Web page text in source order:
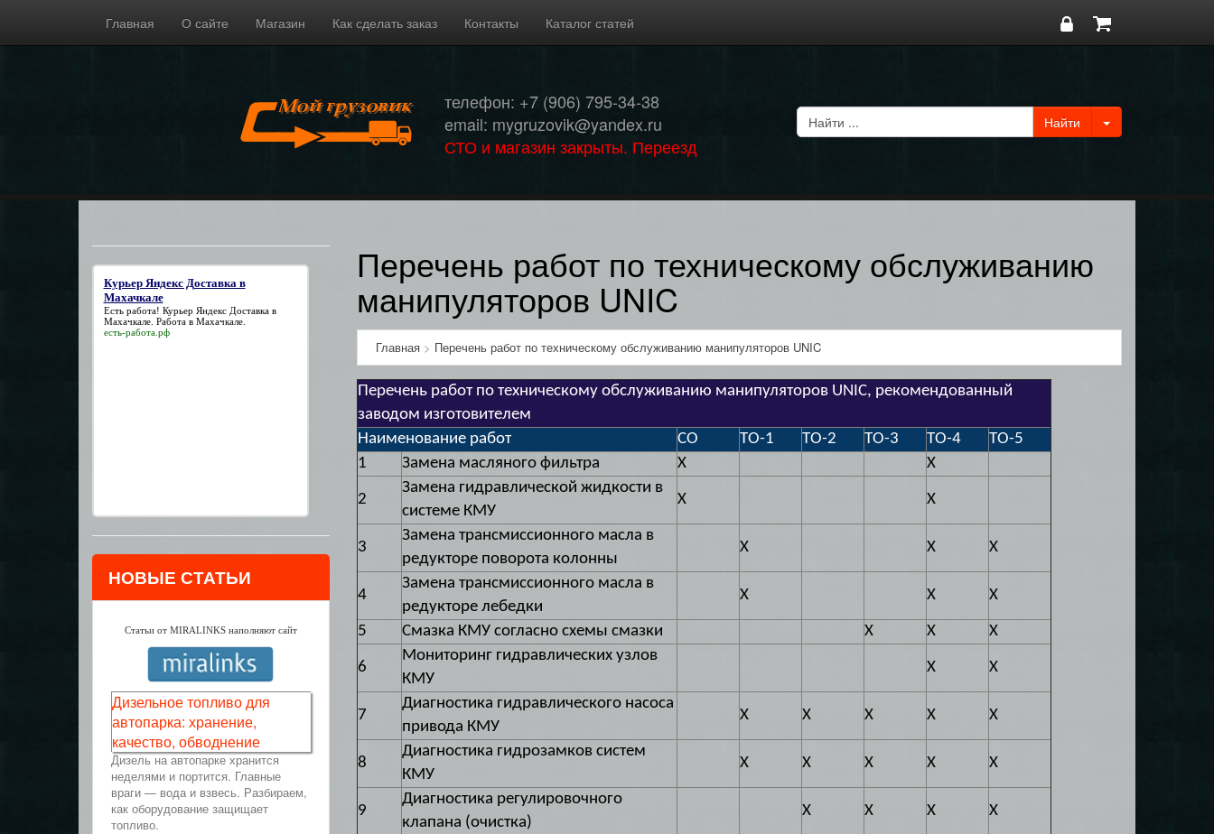
Главная О сайте Магазин Как сделать заказ Контакты Каталог статей
телефон: +7 (906) 795-34-38
email: mygruzovik@yandex.ru
СТО и магазин закрыты. Переезд
Перечень работ по техническому обслуживанию
манипуляторов UNIC
Главная> Перечень работ по техническому обслуживанию манипуляторов UNIC
Перечень работ по техническому обслуживанию манипуляторов UNIC, рекомендованный
заводом изготовителем
Наименование работ
СО ТО-1 ТО-2 ТО-3 ТО-4
ТО-5
1
Замена масляного фильтра X X
2
Замена гидравлической жидкости в
системе КМУ
X X
3
Замена трансмиссионного масла в
редукторе поворота колонны
X X X
4
Замена трансмиссионного масла в
редукторе лебедки
X X X
5 Смазка КМУ согласно схемы смазки X X X
6
Мониторинг гидравлических узлов
КМУ
X X
7
Диагностика гидравлического насоса
привода КМУ
X X X X X
8
Диагностика гидрозамков систем
КМУ
X X X X X
9
Диагностика регулировочного
клапана (очистка)
X X X X
Курьер Яндекс Доставка в
Махачкале
Есть работа! Курьер Яндекс Доставка в
Махачкале. Работа в Махачкале.
есть-работа.рф
НОВЫЕ СТАТЬИ
Статьи от MIRALINKS наполняют сайт
Дизельное топливо для
автопарка: хранение,
качество, обводнение
Дизель на автопарке хранится
неделями и портится. Главные
враги — вода и взвесь. Разбираем,
как оборудование защищает
топливо.